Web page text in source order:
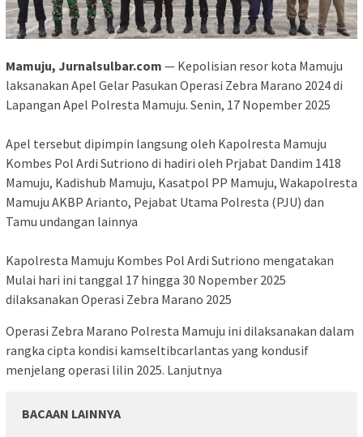
Mamuju, Jurnalsulbar.com — Kepolisian resor kota Mamuju
laksanakan Apel Gelar Pasukan Operasi Zebra Marano 2024 di
Lapangan Apel Polresta Mamuju. Senin, 17 Nopember 2025
Apel tersebut dipimpin langsung oleh Kapolresta Mamuju
Kombes Pol Ardi Sutriono di hadiri oleh Prjabat Dandim 1418
Mamuju, Kadishub Mamuju, Kasatpol PP Mamuju, Wakapolresta
Mamuju AKBP Arianto, Pejabat Utama Polresta (PJU) dan
Tamu undangan lainnya
Kapolresta Mamuju Kombes Pol Ardi Sutriono mengatakan
Mulai hari ini tanggal 17 hingga 30 Nopember 2025
dilaksanakan Operasi Zebra Marano 2025
Operasi Zebra Marano Polresta Mamuju ini dilaksanakan dalam
rangka cipta kondisi kamseltibcarlantas yang kondusif
menjelang operasi lilin 2025. Lanjutnya
BACAAN LAINNYA